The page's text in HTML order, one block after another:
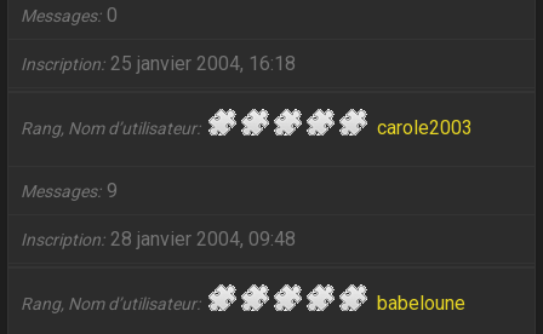
Messages 0
Inscription 25 janvier 2004, 16:18
Rang, Nom d’utilisateur carole2003
Messages 9
Inscription 28 janvier 2004, 09:48
Rang, Nom d’utilisateur babeloune